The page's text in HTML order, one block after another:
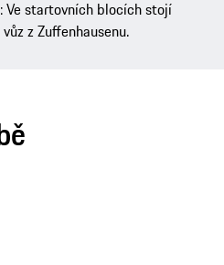
Ve startovních blocích stojí
z Zuffenhausenu.